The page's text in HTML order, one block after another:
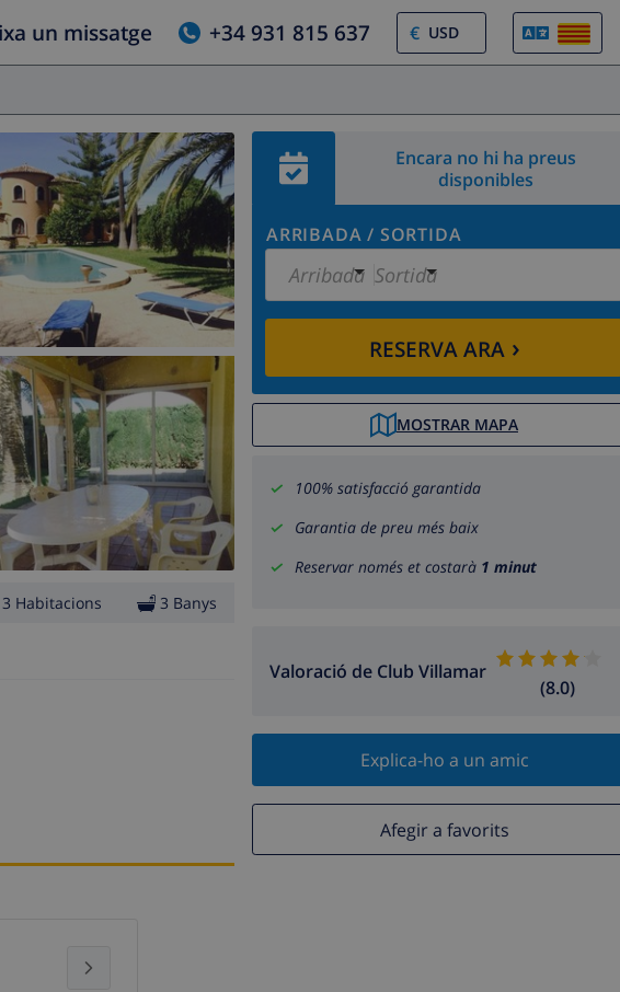
un missatge +34 931 815 637 €
Encara no hi ha preus
disponibles
ARRIBADA / SORTIDA
Arribada Sortida
RESERVA ARA›
MOSTRAR MAPA
100% satisfacció garantida
Garantia de preu més baix
Reservar només et costarà 1 minut
Valoració de Club Villamar
(8.0)
Explica-ho a un amic
Afegir a favorits
3 Habitacions 3 Banys